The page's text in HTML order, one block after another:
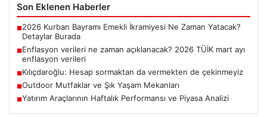
Son Eklenen Haberler
■2026 Kurban Bayramı Emekli İkramiyesi Ne Zaman Yatacak?
Detaylar Burada
■Enflasyon verileri ne zaman açıklanacak? 2026 TÜİK mart ayı
enflasyon verileri
■Kılıçdaroğlu: Hesap sormaktan da vermekten de çekinmeyiz
■Outdoor Mutfaklar ve Şık Yaşam Mekanları
■Yatırım Araçlarının Haftalık Performansı ve Piyasa Analizi